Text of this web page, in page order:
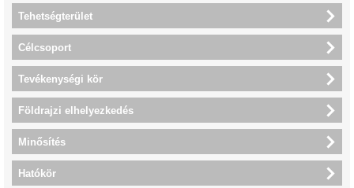
Tehetségterület
Célcsoport
Tevékenységi kör
Földrajzi elhelyezkedés
Minősítés
Hatókör